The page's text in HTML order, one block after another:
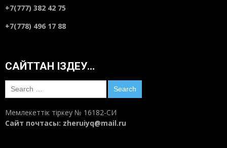
+7(777) 382 42 75
+7(778) 496 17 88
САЙТТАН ІЗДЕУ…
Search
for:
Мемлекеттік тіркеу № 16182-СИ
Сайт почтасы: zheruiyq@mail.ru